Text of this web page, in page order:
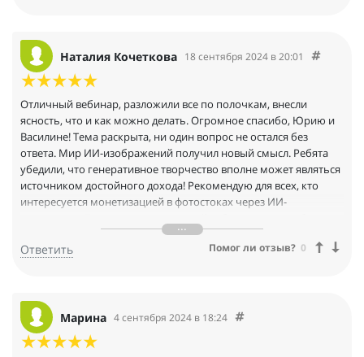
Наталия Кочеткова 18 сентября 2024 в 20:01
Отличный вебинар, разложили все по полочкам, внесли
ясность, что и как можно делать. Огромное спасибо, Юрию и
Василине! Тема раскрыта, ни один вопрос не остался без
ответа. Мир ИИ-изображений получил новый смысл. Ребята
убедили, что генеративное творчество вполне может являться
источником достойного дохода! Рекомендую для всех, кто
интересуется монетизацией в фотостоках через ИИ-
Ответить Помог ли отзыв? 0
Марина 4 сентября 2024 в 18:24